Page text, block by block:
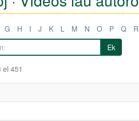
G H I J K L M N O P Q R
Ek
451